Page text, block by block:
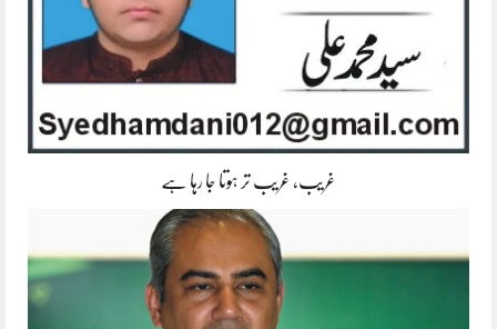
غریب، غریب تر ہوتا جا رہا ہے